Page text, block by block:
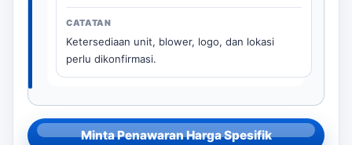
Ketersediaan unit, blower, logo, dan lokasi
perlu dikonfirmasi.
Minta Penawaran Harga Spesifik